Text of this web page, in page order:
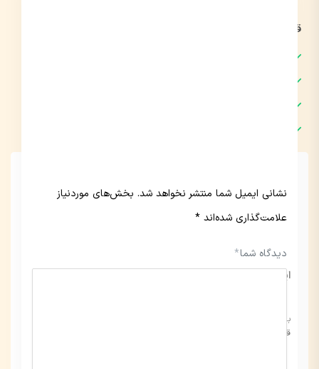
ایبوک رایگان نجات سئو در شرایط «اینترنت داخلی»
بقا و رشد سئو در سخت‌ترین شرایط «اینترنت داخلی» با راهکارهای عملی و
قابل‌اجرا
قوانین ثبت دیدگاه
نشانی ایمیل شما منتشر نخواهد شد. بخش‌های موردنیاز
علامت‌گذاری شده‌اند *
دیدگاه شما*